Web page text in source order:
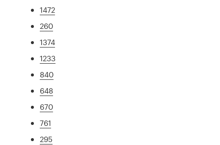
1472
260
1374
1233
840
648
670
761
295